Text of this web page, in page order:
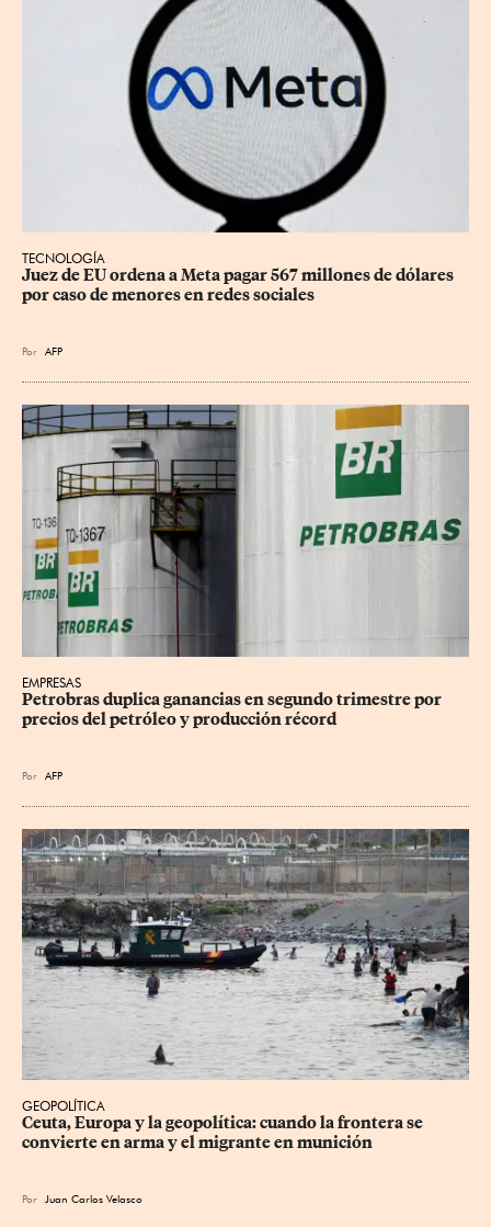
TECNOLOGÍA
Juez de EU ordena a Meta pagar 567 millones de dólares
por caso de menores en redes sociales
Por AFP
EMPRESAS
Petrobras duplica ganancias en segundo trimestre por
precios del petróleo y producción récord
Por AFP
GEOPOLÍTICA
Ceuta, Europa y la geopolítica: cuando la frontera se
convierte en arma y el migrante en munición
Por Juan Carlos Velasco